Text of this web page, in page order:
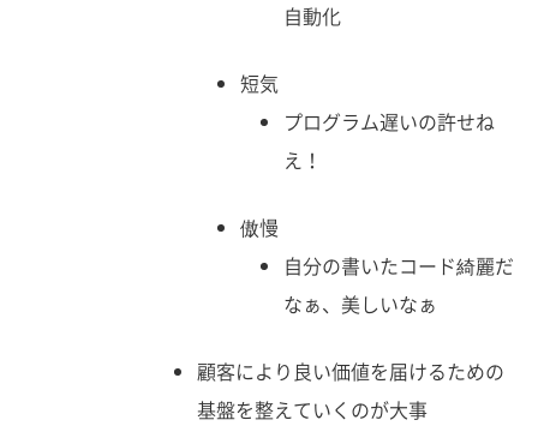
自動化
短気
プログラム遅いの許せね
え！
傲慢
自分の書いたコード綺麗だ
なぁ、美しいなぁ
顧客により良い価値を届けるための
基盤を整えていくのが大事